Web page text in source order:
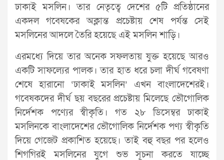
ঢাকাই মসলিন। তার নেতৃত্বে দেশের ৫টি প্রতিষ্ঠানের
একদল গবেষকের অক্লান্ত প্রচেষ্টায় শেষ পর্যন্ত সেই
মসলিনের আদলে তৈরি হয়েছে এই মসলিন শাড়ি।
এরমধ্যে দিয়ে তার অনেক সফলতায় যুক্ত হয়েছে আরও
একটি সাফল্যের পালক। তার হাত ধরে চলা দীর্ঘ গবেষণা
শেষে হারানো ‘ঢাকাই মসলিন’ এখন বাংলাদেশেরই।
গবেষকদের দীর্ঘ ছয় বছরের প্রচেষ্টায় মিলেছে ভৌগোলিক
নির্দেশক পণ্যের স্বীকৃতি। গত ২৮ ডিসেম্বর ঢাকাই
মসলিনকে বাংলাদেশের ভৌগোলিক নির্দেশক পণ্য স্বীকৃতি
দিয়ে গেজেট প্রকাশিত হয়েছে। তাই বহু বছর পর হলেও
শিগগিরই মসলিনের যুগে শুভ সূচনা করতে যাচ্ছে